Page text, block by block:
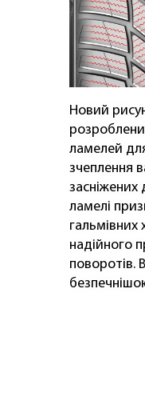
Новий
ламелей
зчеплення
засніжених
ламелі
гальмівних
надійного
поворотів.